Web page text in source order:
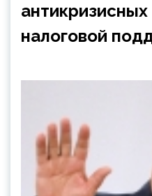
налоговой